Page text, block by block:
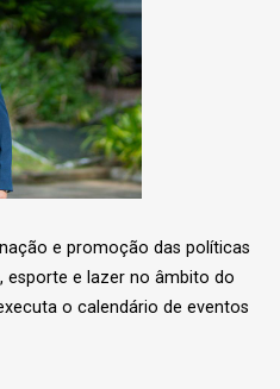
e promoção das políticas
esporte e lazer no âmbito do
o calendário de eventos